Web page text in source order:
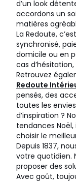
d’un look
accordons un
matières
La Redoute,
synchronisé,
domicile ou en
cas
Retrouvez
Redoute
pensés, des
toutes les
d’inspiration ?
tendances
choisir le
Depuis 1837,
votre quotidien.
proposer des
Avec goût,